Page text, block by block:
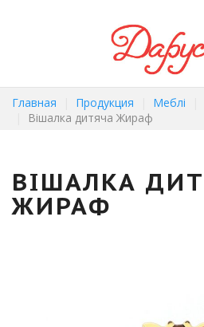
Главная Продукция Меблі
Вішалка дитяча Жираф
ВІШАЛКА
ЖИРАФ